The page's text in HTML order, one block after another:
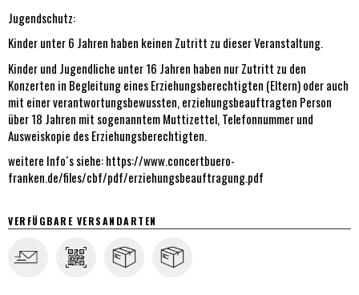
Jugendschutz:
Kinder unter 6 Jahren haben keinen Zutritt zu dieser Veranstaltung.
Kinder und Jugendliche unter 16 Jahren haben nur Zutritt zu den
Konzerten in Begleitung eines Erziehungsberechtigten (Eltern) oder auch
mit einer verantwortungsbewussten, erziehungsbeauftragten Person
über 18 Jahren mit sogenanntem Muttizettel, Telefonnummer und
Ausweiskopie des Erziehungsberechtigten.
weitere Info´s siehe:https://www.concertbuero-
franken.de/files/cbf/pdf/erziehungsbeauftragung.pdf
VERFÜGBARE VERSANDARTEN